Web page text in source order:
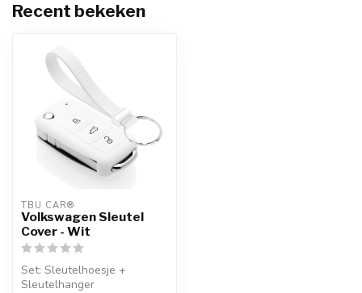
Recent bekeken
TBU CAR®
Volkswagen Sleutel
Cover - Wit
Set: Sleutelhoesje +
Sleutelhanger